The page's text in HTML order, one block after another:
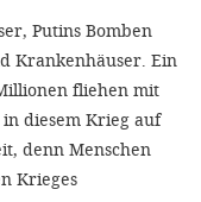
Putins Bomben
Krankenhäuser. Ein
fliehen mit
diesem Krieg auf
denn Menschen
Krieges